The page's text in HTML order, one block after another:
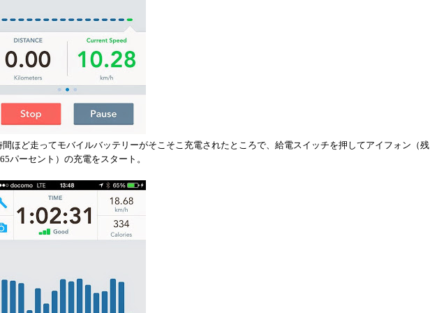
間ほど走ってモバイルバッテリーがそこそこ充電されたところで、給電スイッチを押してアイフォン（残
パーセント）の充電をスタート。